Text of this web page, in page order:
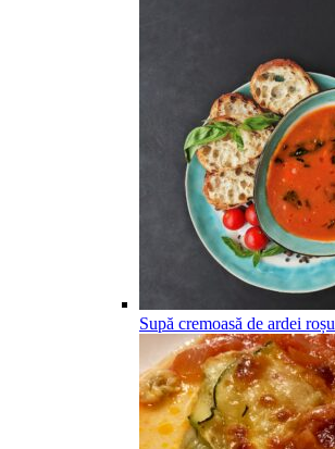
Supă cremoasă de ardei roșu